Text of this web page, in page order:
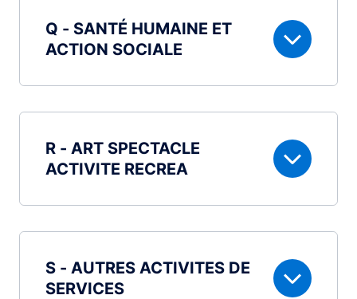
Q - SANTÉ HUMAINE ET
ACTION SOCIALE
R - ART SPECTACLE
ACTIVITE RECREA
S - AUTRES ACTIVITES DE
SERVICES